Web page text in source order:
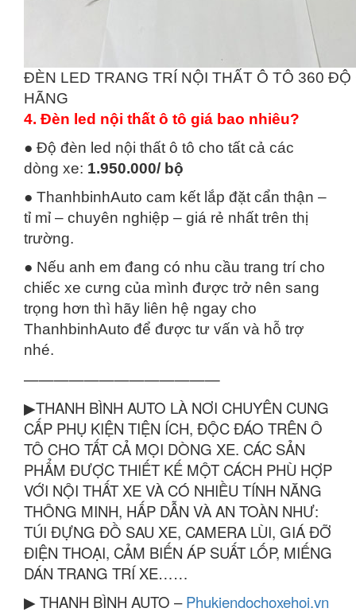
ĐÈN LED TRANG TRÍ NỘI THẤT Ô TÔ 360 ĐỘ
HÃNG
4. Đèn led nội thất ô tô giá bao nhiêu?
● Độ đèn led nội thất ô tô cho tất cả các
dòng xe: 1.950.000/ bộ
● ThanhbinhAuto cam kết lắp đặt cẩn thận –
tỉ mỉ – chuyên nghiệp – giá rẻ nhất trên thị
trường.
● Nếu anh em đang có nhu cầu trang trí cho
chiếc xe cưng của mình được trở nên sang
trọng hơn thì hãy liên hệ ngay cho
ThanhbinhAuto để được tư vấn và hỗ trợ
nhé.
—————————————
▶THANH BÌNH AUTO LÀ NƠI CHUYÊN CUNG
CẤP PHỤ KIỆN TIỆN ÍCH, ĐỘC ĐÁO TRÊN Ô
TÔ CHO TẤT CẢ MỌI DÒNG XE. CÁC SẢN
PHẨM ĐƯỢC THIẾT KẾ MỘT CÁCH PHÙ HỢP
VỚI NỘI THẤT XE VÀ CÓ NHIỀU TÍNH NĂNG
THÔNG MINH, HẤP DẪN VÀ AN TOÀN NHƯ:
TÚI ĐỰNG ĐỒ SAU XE, CAMERA LÙI, GIÁ ĐỠ
ĐIỆN THOẠI, CẢM BIẾN ÁP SUẤT LỐP, MIẾNG
DÁN TRANG TRÍ XE……
▶ THANH BÌNH AUTO –Phukiendochoxehoi.vn